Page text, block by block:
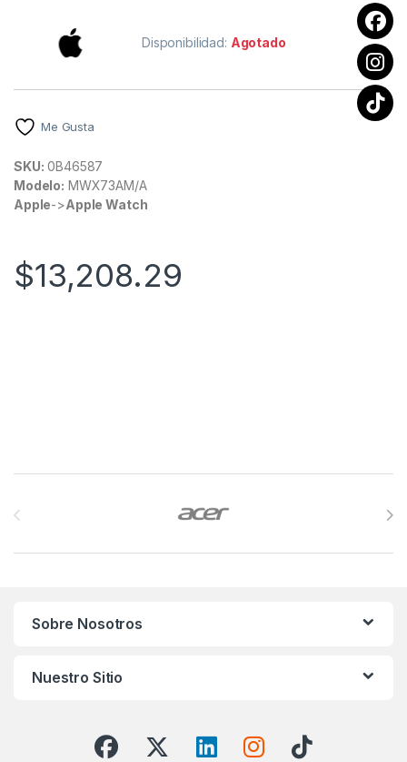
Disponibilidad: Agotado
Me Gusta
SKU: 0B46587
Modelo: MWX73AM/A
Apple->Apple Watch
$13,208.29
Sobre Nosotros
Nuestro Sitio